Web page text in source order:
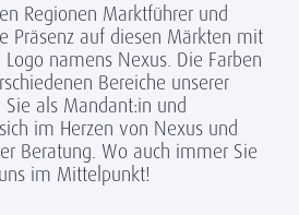
Regionen Marktführer und
Präsenz auf diesen Märkten mit
namens Nexus. Die Farben
Bereiche unserer
als Mandant:in und
im Herzen von Nexus und
Beratung. Wo auch immer Sie
im Mittelpunkt!